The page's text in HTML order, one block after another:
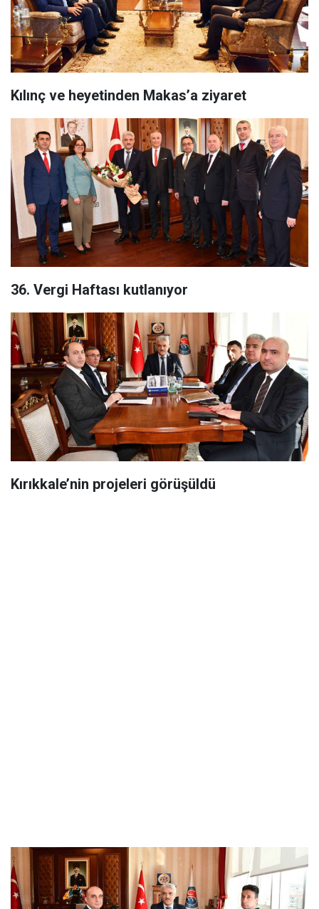
Kılınç ve heyetinden Makas’a ziyaret
36. Vergi Haftası kutlanıyor
Kırıkkale’nin projeleri görüşüldü